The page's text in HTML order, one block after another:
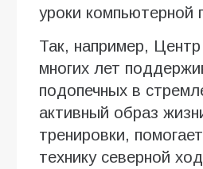
уроки компьютерной
Так, например,
многих лет
подопечных в
активный образ
тренировки,
технику северной